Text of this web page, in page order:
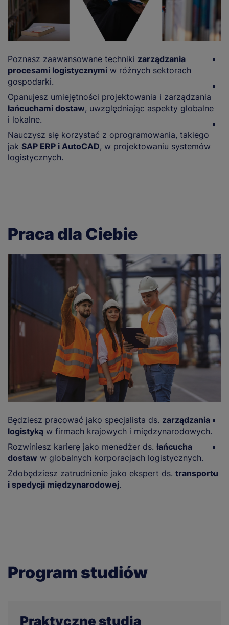
Poznasz zaawansowane techniki zarządzania
procesami logistycznymi w różnych sektorach
gospodarki.
Opanujesz umiejętności projektowania i zarządzania
łańcuchami dostaw, uwzględniając aspekty globalne
i lokalne.
Nauczysz się korzystać z oprogramowania, takiego
jak SAP ERP i AutoCAD, w projektowaniu systemów
logistycznych.
Praca dla Ciebie
Będziesz pracować jako specjalista ds. zarządzania
logistyką w firmach krajowych i międzynarodowych.
Rozwiniesz karierę jako menedżer ds. łańcucha
dostaw w globalnych korporacjach logistycznych.
Zdobędziesz zatrudnienie jako ekspert ds. transportu
i spedycji międzynarodowej.
Program studiów
Praktyczne studia